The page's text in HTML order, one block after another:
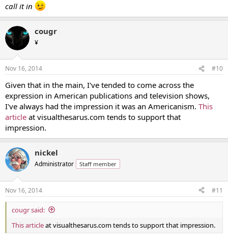
call it in
cougr
¥
Nov 16, 2014 #10
Given that in the main, I've tended to come across the
expression in American publications and television shows,
I've always had the impression it was an Americanism. This
article at visualthesarus.com tends to support that
impression.
nickel
Administrator Staff member
Nov 16, 2014 #11
cougr said:
This articleat visualthesarus.com tends to support that impression.